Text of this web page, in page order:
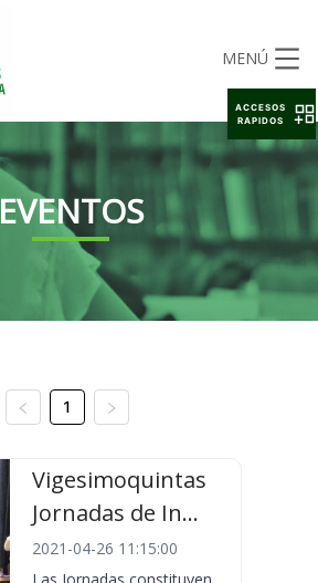
MENÚ
EVENTOS
1
Vigesimoquintas
Jornadas de In...
2021-04-26 11:15:00
ACCESOS
RAPIDOS